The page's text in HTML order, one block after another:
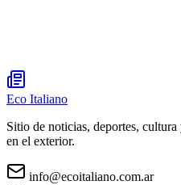
Eco Italiano
Sitio de noticias, deportes,
en el exterior.
info@ecoitaliano.com.ar